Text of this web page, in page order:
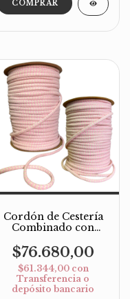
Cordón de Cestería
Combinado con
100 m
$76.680,00
$61.344,00 con
Transferencia o
depósito bancario